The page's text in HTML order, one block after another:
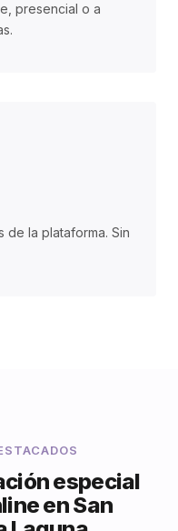
presencial o a
de la plataforma. Sin
especial
en San